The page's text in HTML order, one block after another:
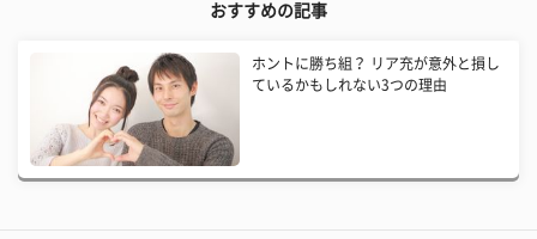
おすすめの記事
ホントに勝ち組？ リア充が意外と損し
ているかもしれない3つの理由